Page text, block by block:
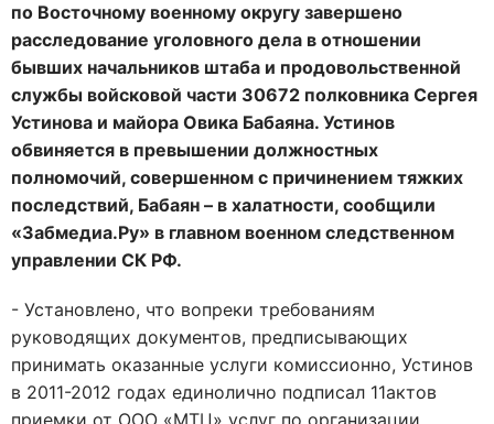
по Восточному военному округу завершено
расследование уголовного дела в отношении
бывших начальников штаба и продовольственной
службы войсковой части 30672 полковника Сергея
Устинова и майора Овика Бабаяна. Устинов
обвиняется в превышении должностных
полномочий, совершенном с причинением тяжких
последствий, Бабаян – в халатности, сообщили
«Забмедиа.Ру» в главном военном следственном
управлении СК РФ.
- Установлено, что вопреки требованиям
руководящих документов, предписывающих
принимать оказанные услуги комиссионно, Устинов
в 2011-2012 годах единолично подписал 11актов
приемки от ООО «МТЦ» услуг по организации